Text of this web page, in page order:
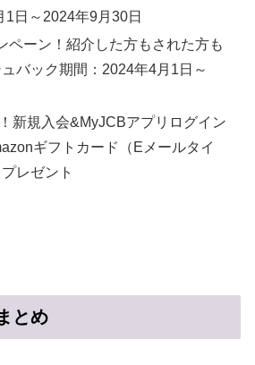
日～2024年9月30日
ペーン！紹介した方もされた方も
バック期間：2024年4月1日～
新規入会&MyJCBアプリログイン
ギフトカード（Eメールタイ
レゼント
とめ